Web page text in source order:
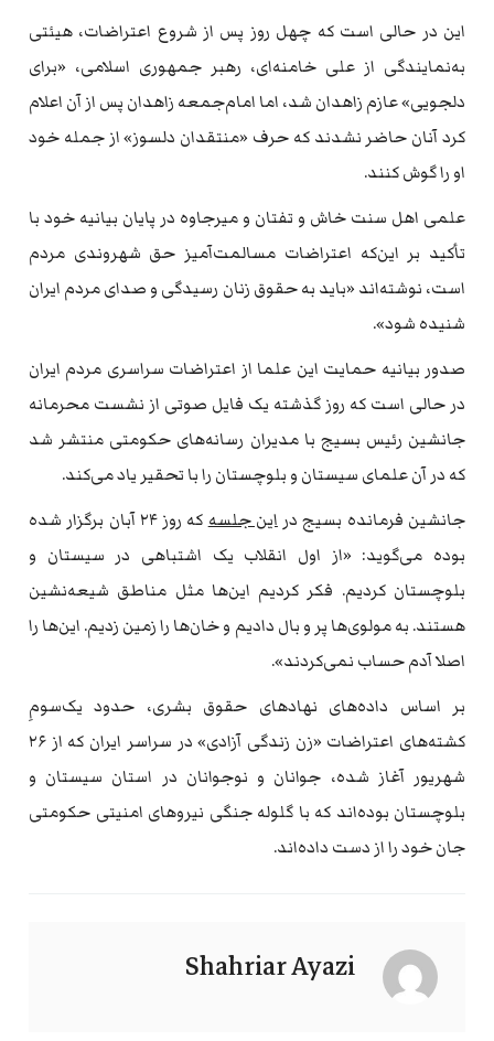
این در حالی است که چهل روز پس از شروع اعتراضات، هیئتی
به‌نمایندگی از علی خامنه‌ای، رهبر جمهوری اسلامی، «برای
دلجویی» عازم زاهدان شد، اما امام‌جمعه زاهدان پس از آن اعلام
کرد آنان حاضر نشدند که حرف «منتقدان دلسوز» از جمله خود
او را گوش کنند.
علمی اهل سنت خاش و تفتان و میرجاوه در پایان بیانیه خود با
تأکید بر این‌که اعتراضات مسالمت‌آمیز حق شهروندی مردم
است، نوشته‌اند «باید به حقوق زنان رسیدگی و صدای مردم ایران
شنیده شود».
صدور بیانیه حمایت این علما از اعتراضات سراسری مردم ایران
در حالی است که روز گذشته یک فایل صوتی از نشست محرمانه
جانشین رئیس بسیج با مدیران رسانه‌های حکومتی منتشر شد
که در آن علمای سیستان و بلوچستان را با تحقیر یاد می‌کند.
جانشین فرمانده بسیج دراین جلسه
که روز ۲۴ آبان برگزار شده
بوده می‌گوید: «از اول انقلاب یک اشتباهی در سیستان و
بلوچستان کردیم. فکر کردیم این‌ها مثل مناطق شیعه‌نشین
هستند. به مولوی‌ها پر و بال دادیم و خان‌ها را زمین زدیم. این‌ها را
اصلا آدم حساب نمی‌کردند».
بر اساس داده‌های نهادهای حقوق بشری، حدود یک‌سومِ
کشته‌های اعتراضات «زن زندگی آزادی» در سراسر ایران که از ۲۶
شهریور آغاز شده، جوانان و نوجوانان در استان سیستان و
بلوچستان بوده‌اند که با گلوله جنگی نیروهای امنیتی حکومتی
جان خود را از دست داده‌اند.
Shahriar Ayazi